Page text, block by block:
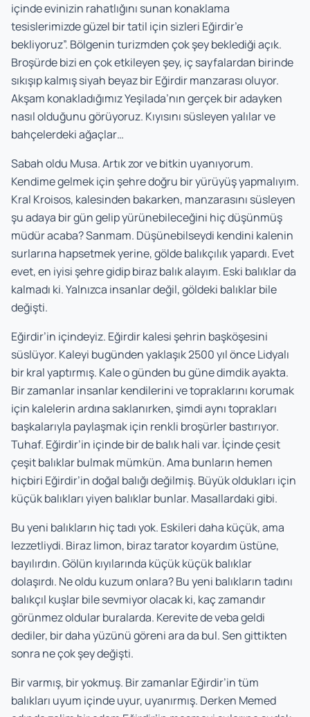
içinde evinizin rahatlığını sunan konaklama
tesislerimizde güzel bir tatil için sizleri Eğirdir’e
bekliyoruz”. Bölgenin turizmden çok şey beklediği açık.
Broşürde bizi en çok etkileyen şey, iç sayfalardan birinde
sıkışıp kalmış siyah beyaz bir Eğirdir manzarası oluyor.
Akşam konakladığımız Yeşilada’nın gerçek bir­ adayken
nasıl olduğunu görüyoruz. Kıyısını süsleyen yalılar ve
bahçelerdeki ağaçlar…
Sabah oldu Musa. Artık zor ve bitkin uyanıyorum.
Kendime gelmek için şehre doğru bir yürüyüş yapmalıyım.
Kral Kroisos, kalesinden bakarken, manzarasını süsleyen
şu adaya bir gün gelip yürünebileceğini hiç düşünmüş
müdür acaba? Sanmam. Düşünebilseydi kendini kalenin
surlarına hapsetmek yerine, gölde balıkçılık yapardı. Evet
evet, en iyisi şehre gidip biraz balık alayım. Eski balıklar da
kalmadı ki. Yalnızca insanlar değil, göldeki balıklar bile
değişti.
Eğirdir’in içindeyiz. Eğirdir kalesi şehrin başköşesini
süslüyor. Kaleyi bugünden yaklaşık 2500 yıl önce Lidyalı
bir kral yaptırmış. Kale o günden bu güne dimdik ayakta.
Bir zamanlar insanlar kendilerini ve topraklarını korumak
için kalelerin ardına saklanırken, şimdi aynı toprakları
başkalarıyla paylaşmak için renkli broşürler bastırıyor.
Tuhaf. Eğirdir’in içinde bir de balık hali var. İçinde çesit
çeşit balıklar bulmak mümkün. Ama bunların hemen
hiçbiri Eğirdir’in doğal balığı değilmiş. Büyük oldukları için
küçük balıkları yiyen balıklar bunlar. Masallardaki gibi.
Bu yeni balıkların hiç tadı yok. Eskileri daha küçük, ama
lezzetliydi. Biraz limon, biraz tarator koyardım üstüne,
bayılırdın. Gölün kıyılarında küçük küçük balıklar
dolaşırdı. Ne oldu kuzum onlara? Bu yeni balıkların tadını
balıkçıl kuşlar bile sevmiyor olacak ki, kaç zamandır
görünmez oldular buralarda. Kerevite de veba geldi
dediler, bir daha yüzünü göreni ara da bul. Sen gittikten
sonra ne çok şey değişti.
Bir varmış, bir yokmuş. Bir zamanlar Eğirdir’in tüm
balıkları uyum içinde uyur, uyanırmış. Derken Memed